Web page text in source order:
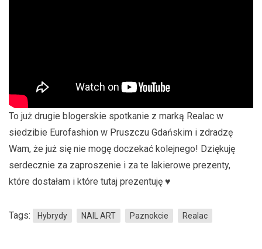
To już drugie blogerskie spotkanie z marką Realac w
siedzibie Eurofashion w Pruszczu Gdańskim i zdradzę
Wam, że już się nie mogę doczekać kolejnego! Dziękuję
serdecznie za zaproszenie i za te lakierowe prezenty,
które dostałam i które tutaj prezentuję ♥
Tags: Hybrydy NAIL ART Paznokcie Realac